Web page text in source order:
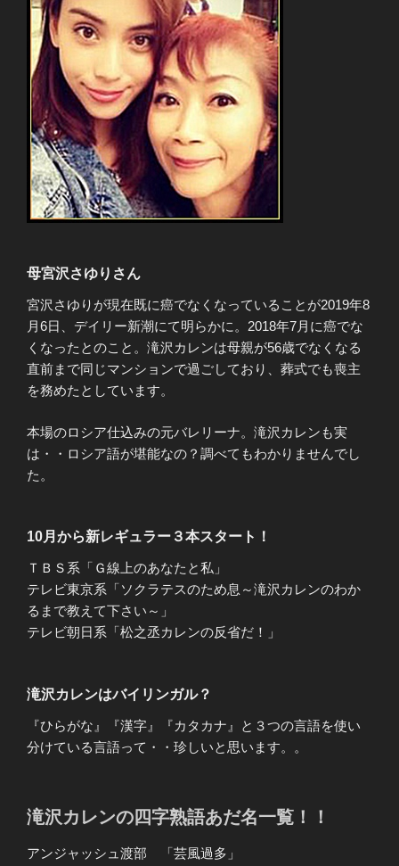
母宮沢さゆりさん
宮沢さゆりが現在既に癌でなくなっていることが2019年8
月6日、デイリー新潮にて明らかに。2018年7月に癌でな
くなったとのこと。滝沢カレンは母親が56歳でなくなる
直前まで同じマンションで過ごしており、葬式でも喪主
を務めたとしています。
本場のロシア仕込みの元バレリーナ。滝沢カレンも実
は・・ロシア語が堪能なの？調べてもわかりませんでし
た。
10月から新レギュラー３本スタート！
ＴＢＳ系「Ｇ線上のあなたと私」
テレビ東京系「ソクラテスのため息～滝沢カレンのわか
るまで教えて下さい～」
テレビ朝日系「松之丞カレンの反省だ！」
滝沢カレンはバイリンガル？
『ひらがな』『漢字』『カタカナ』と３つの言語を使い
分けている言語って・・珍しいと思います。。
滝沢カレンの四字熟語あだ名一覧！！
アンジャッシュ渡部 「芸風過多」